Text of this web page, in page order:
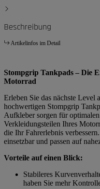
Beschreibung
Artikelinfos im Detail
Stompgrip Tankpads – Die
Motorrad
Erleben Sie das nächste
hochwertigen Stompgrip
Aufkleber sorgen für
Verkleidungsteilen Ihres
die Ihr Fahrerlebnis
einsetzbar und passen auf
Vorteile auf einen Blick:
Stabileres
haben Sie mehr